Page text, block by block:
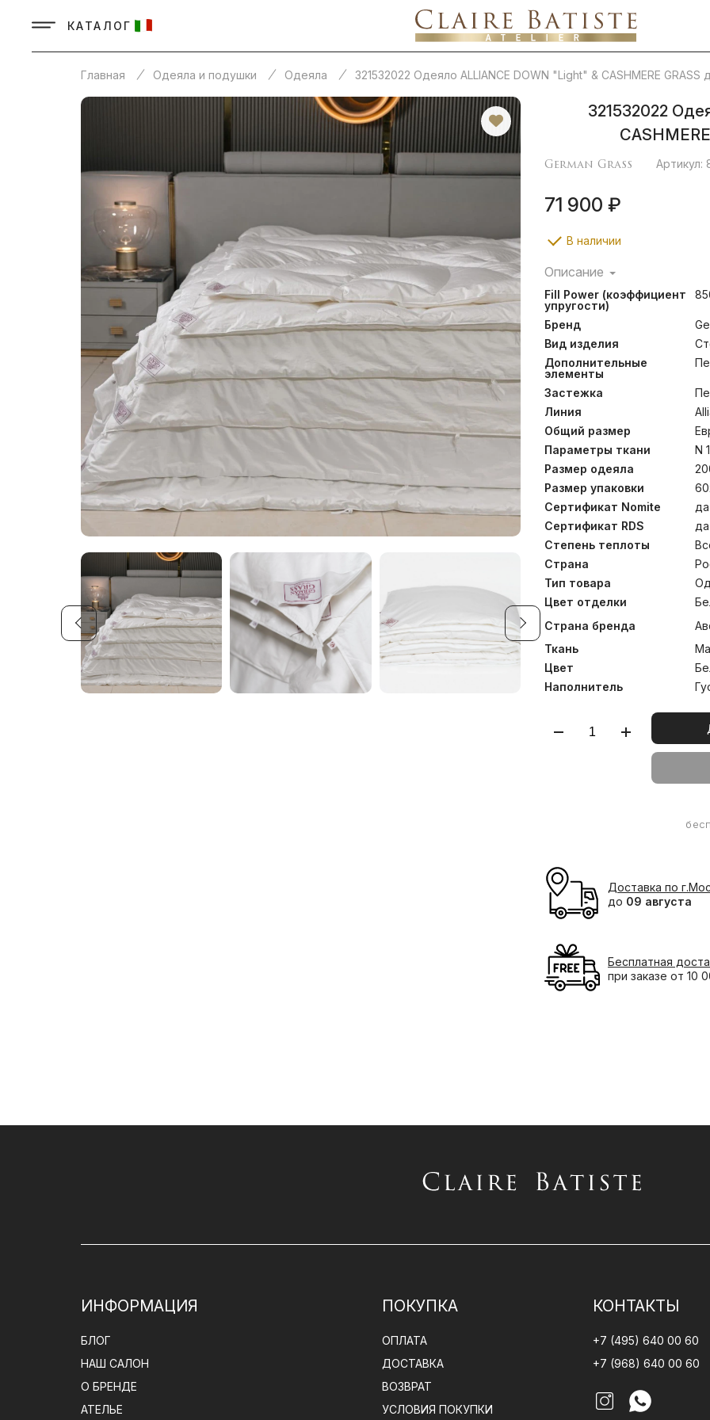
КАТАЛОГ
Главная Одеяла и подушки Одеяла 321532022 Одеяло ALLIANCE DOWN "Light" & CASHMERE
321532022
German Grass Артикул:
71 900 ₽
В наличии
Описание
Альянс из одеял с
пуха и тончайшего пуха
В одеяле ALLIANCE
гусиный пух из
макосатин из
(Macosateen, TC 460).
одеял BOX- QUILTING®,
специалистами German
одеяла ALLIANCE DOWN
кассетным и
«Light» одеяло отлично
межсезонье.
ALLIANCE
кашмирских коз,
праву считается элитным
– австралийского
ланолин, оказывает
человека. Легкий,
наполнитель
уникальной
одеяло обеспечивает
макосатин из
(Macosateen, TC 460)
клещей внутрь изделия
Одеяло всесезонное
период теплого
При объединении изделий
прекрасно согревающее в
Fill Power (коэффициент
упругости)
Бренд
Вид изделия
Дополнительные
элементы
Застежка
Линия
Общий размер
Параметры ткани
N
Размер одеяла
Размер упаковки
Сертификат Nomite
да
Сертификат RDS
да
Степень теплоты
Страна
Тип товара
Цвет отделки
Страна бренда
Ткань
Цвет
Наполнитель
Доставка по
до 09 августа
Бесплатная
при заказе от 10
ИНФОРМАЦИЯ
БЛОГ
НАШ САЛОН
О БРЕНДЕ
АТЕЛЬЕ
ПОКУПКА
ОПЛАТА
ДОСТАВКА
ВОЗВРАТ
УСЛОВИЯ ПОКУПКИ
КОНТАКТЫ
+7 (495) 640 00 60
+7 (968) 640 00 60